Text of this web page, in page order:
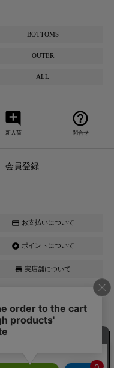
BOTTOMS
OUTER
ALL
add_comment
新入荷
help_outline
問合せ
会員登録
credit_card お支払いについて
offline_bolt ポイントについて
store 実店舗について